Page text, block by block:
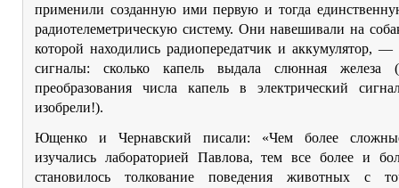
применили созданную ими первую и тогда
радиотелеметрическую систему. Они навешивали на
которой находились радиопередатчик и аккумулятор,
сигналы: сколько капель выдала слюнная железа
преобразования числа капель в электрический
изобрели!).
Ющенко и Чернавский писали: «Чем более
изучались лабораторией Павлова, тем все более и
становилось толкование поведения животных с